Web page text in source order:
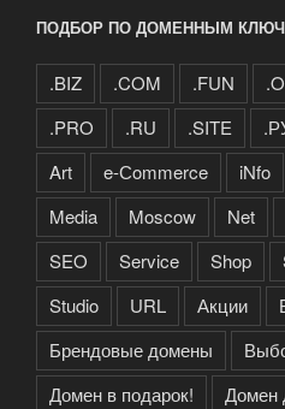
ПОДБОР ПО ДОМЕННЫМ
.BIZ .COM .FUN
.PRO
.RU .SITE
Art
e-Сommerce iNfo
Media
Moscow Net
SEO
Service Shop
Studio
URL Акции
Брендовые домены
Домен в подарок!
Домен